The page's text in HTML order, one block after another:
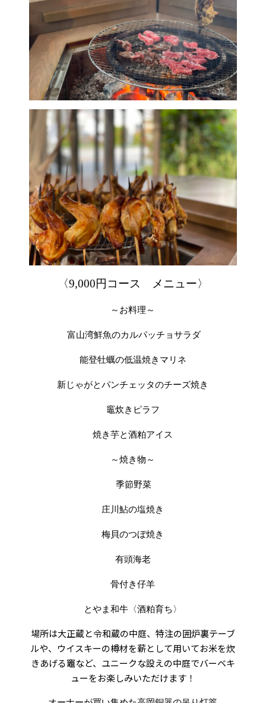
〈9,000円コース メニュー〉
～お料理～
富山湾鮮魚のカルパッチョサラダ
能登牡蠣の低温焼きマリネ
新じゃがとパンチェッタのチーズ焼き
竈炊きピラフ
焼き芋と酒粕アイス
～焼き物～
季節野菜
庄川鮎の塩焼き
梅貝のつぼ焼き
有頭海老
骨付き仔羊
とやま和牛〈酒粕育ち〉
場所は大正蔵と令和蔵の中庭、特注の囲炉裏テーブ
ルや、ウイスキーの樽材を薪として用いてお米を炊
きあげる竈など、ユニークな設えの中庭でバーベキ
ューをお楽しみいただけます！